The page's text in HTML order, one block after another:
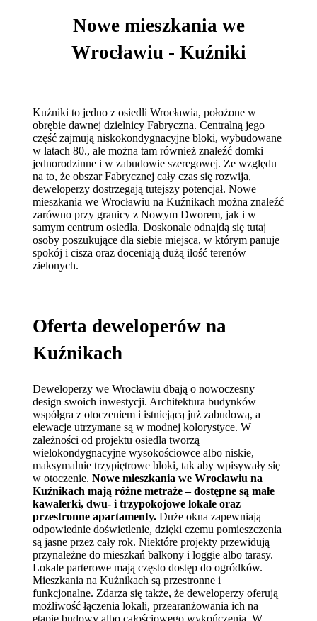
Nowe mieszkania we
Wrocławiu - Kuźniki
Kuźniki to jedno z osiedli Wrocławia, położone w
obrębie dawnej dzielnicy Fabryczna. Centralną jego
część zajmują niskokondygnacyjne bloki, wybudowane
w latach 80., ale można tam również znaleźć domki
jednorodzinne i w zabudowie szeregowej. Ze względu
na to, że obszar Fabrycznej cały czas się rozwija,
deweloperzy dostrzegają tutejszy potencjał. Nowe
mieszkania we Wrocławiu na Kuźnikach można znaleźć
zarówno przy granicy z Nowym Dworem, jak i w
samym centrum osiedla. Doskonale odnajdą się tutaj
osoby poszukujące dla siebie miejsca, w którym panuje
spokój i cisza oraz doceniają dużą ilość terenów
zielonych.
Oferta deweloperów na
Kuźnikach
Deweloperzy we Wrocławiu dbają o nowoczesny
design swoich inwestycji. Architektura budynków
współgra z otoczeniem i istniejącą już zabudową, a
elewacje utrzymane są w modnej kolorystyce. W
zależności od projektu osiedla tworzą
wielokondygnacyjne wysokościowce albo niskie,
maksymalnie trzypiętrowe bloki, tak aby wpisywały się
w otoczenie.Nowe mieszkania we Wrocławiu na
Kuźnikach mają różne metraże – dostępne są małe
kawalerki, dwu- i trzypokojowe lokale oraz
przestronne apartamenty. Duże okna zapewniają
odpowiednie doświetlenie, dzięki czemu pomieszczenia
są jasne przez cały rok. Niektóre projekty przewidują
przynależne do mieszkań balkony i loggie albo tarasy.
Lokale parterowe mają często dostęp do ogródków.
Mieszkania na Kuźnikach są przestronne i
funkcjonalne. Zdarza się także, że deweloperzy oferują
możliwość łączenia lokali, przearanżowania ich na
etapie budowy albo całościowego wykończenia. W